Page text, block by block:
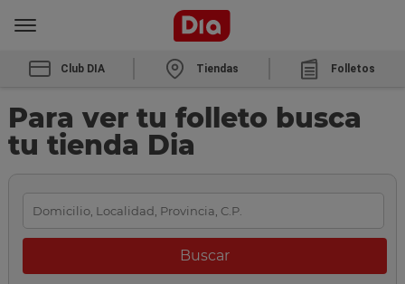
Club DIA Tiendas Folletos
Para ver tu folleto busca
tu tienda Dia